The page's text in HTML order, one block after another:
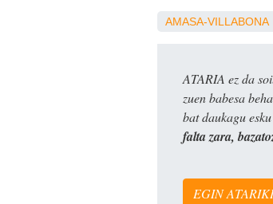
AMASA-VILLABONA
ATARIA ez da
zuen babesa
bat daukagu
falta zara,
EGIN